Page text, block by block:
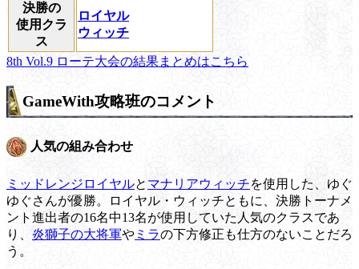
決勝の
使用クラ
ス
ロイヤル
ウィッチ
8th Vol.9 ローテ大会の結果まとめはこちら
GameWith攻略班のコメント
人気の組み合わせ
ミッドレンジロイヤルと マナリアウィッチを使用した、ゆぐ
ゆぐさんが優勝。ロイヤル・ウィッチともに、決勝トーナメ
ント進出者の16名中13名が使用していた人気のクラスであ
り、 炎獅子の大将軍や ミラの下方修正も仕方のないことだろ
う。